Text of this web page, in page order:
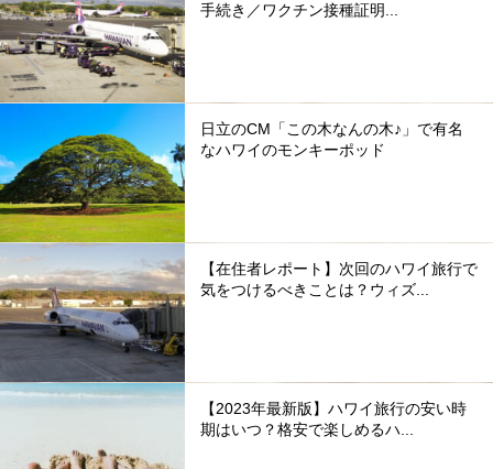
手続き／ワクチン接種証明...
日立のCM「この木なんの木♪」で有名
なハワイのモンキーポッド
【在住者レポート】次回のハワイ旅行で
気をつけるべきことは？ウィズ...
【2023年最新版】ハワイ旅行の安い時
期はいつ？格安で楽しめるハ...